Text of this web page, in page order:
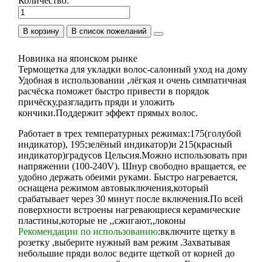
В корзину
Новинка на японском рынке
Термощетка для укладки волос-салонный уход на дому
Удобная в использовании ,лёгкая и очень симпатичная
расчёска поможет быстро привести в порядок
причёску,разгладить пряди и уложить
кончики.Поддержит эффект прямых волос.
Работает в трех температурных режимах:175(голубой
индикатор), 195;зелёный индикатор)и 215(красный
индикатор)градусов Цельсия.Можно использовать при
напряжении (100-240V). Шнур свободно вращается, ее
удобно держать обеими руками. Быстро нагревается,
оснащена режимом автовыключения,который
срабатывает через 30 минут после включения.По всей
поверхности встроены нагревающиеся керамические
пластины,которые не ,,сжигают,,локоны
Рекомендации по использованию:включите щетку в
розетку ,выберите нужный вам режим .Захватывая
небольшие пряди волос ведите щеткой от корней до